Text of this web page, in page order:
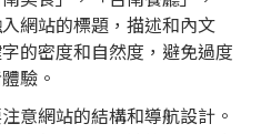
網站的標題，描述和內文
的密度和自然度，避免過度
驗。
意網站的結構和導航設計。